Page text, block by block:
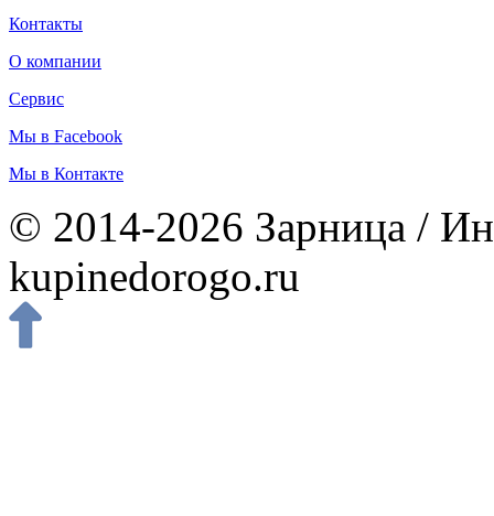
Контакты
О компании
Сервис
Мы в Facebook
Мы в Контакте
© 2014-2026 Зарница /
kupinedorogo.ru